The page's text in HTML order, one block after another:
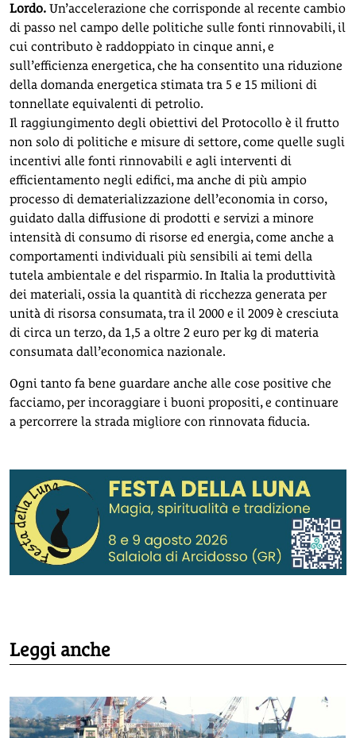
Lordo. Un’accelerazione che corrisponde al recente cambio
di passo nel campo delle politiche sulle fonti rinnovabili, il
cui contributo è raddoppiato in cinque anni, e
sull’efficienza energetica, che ha consentito una riduzione
della domanda energetica stimata tra 5 e 15 milioni di
tonnellate equivalenti di petrolio.
Il raggiungimento degli obiettivi del Protocollo è il frutto
non solo di politiche e misure di settore, come quelle sugli
incentivi alle fonti rinnovabili e agli interventi di
efficientamento negli edifici, ma anche di più ampio
processo di dematerializzazione dell’economia in corso,
guidato dalla diffusione di prodotti e servizi a minore
intensità di consumo di risorse ed energia, come anche a
comportamenti individuali più sensibili ai temi della
tutela ambientale e del risparmio. In Italia la produttività
dei materiali, ossia la quantità di ricchezza generata per
unità di risorsa consumata, tra il 2000 e il 2009 è cresciuta
di circa un terzo, da 1,5 a oltre 2 euro per kg di materia
consumata dall’economica nazionale.
Ogni tanto fa bene guardare anche alle cose positive che
facciamo, per incoraggiare i buoni propositi, e continuare
a percorrere la strada migliore con rinnovata fiducia.
Leggi anche